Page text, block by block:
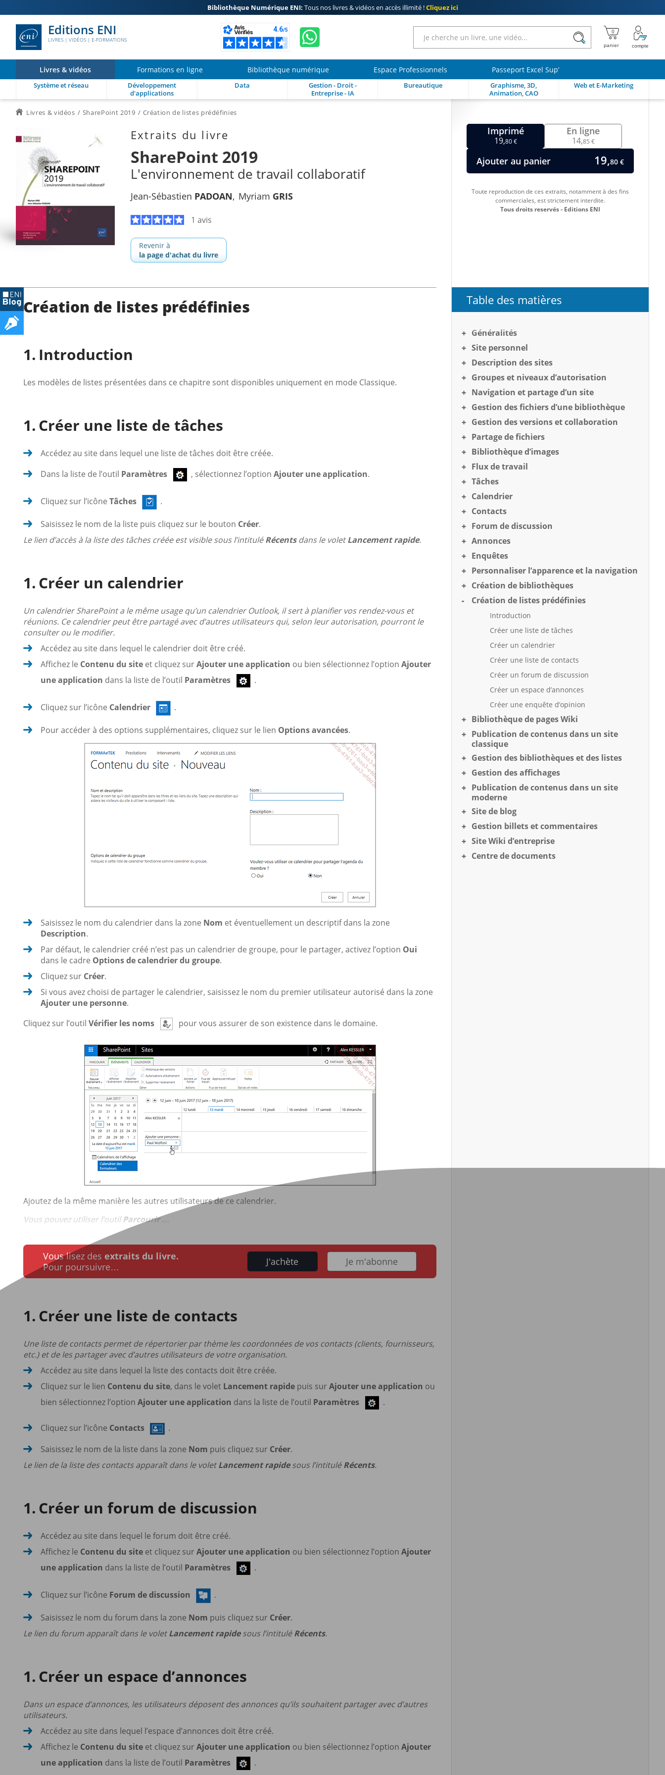
Bibliothèque Numérique ENI: Tous nos livres & vidéos en accès illimité !Cliquez ici
Editions ENI
LIVRES | VIDÉOS | E-FORMATIONS
Livres & vidéos Formations en ligne Bibliothèque numérique Espace Professionnels Passeport Excel Sup’
Système et réseau
Développement
d'applications
Data
Gestion - Droit -
Entreprise - IA
Bureautique
Graphisme, 3D,
Animation, CAO
Web et E-Marketing
Livres & vidéos SharePoint 2019 Création de listes prédéfinies
Extraits du livre
SharePoint 2019
L'environnement de travail collaboratif
Jean-Sébastien PADOAN Myriam GRIS
1 avis
Revenir à
la page d'achat du livre
Imprimé
19,80 €
En ligne
14,85 €
Ajouter au panier 19,80 €
Toute reproduction de ces extraits, notamment à des fins
commerciales, est strictement interdite.
Tous droits reservés - Editions ENI
Création de listes prédéfinies
Introduction
Les modèles de listes présentées dans ce chapitre sont disponibles uniquement en mode Classique.
Créer une liste de tâches
Accédez au site dans lequel une liste de tâches doit être créée.
Dans la liste de l’outil Paramètres , sélectionnez l’option Ajouter une application.
Cliquez sur l’icône Tâches .
Saisissez le nom de la liste puis cliquez sur le bouton Créer.
Le lien d’accès à la liste des tâches créée est visible sous l’intituléRécentsdans le voletLancement rapide.
Créer un calendrier
Un calendrier SharePoint a le même usage qu’un calendrier Outlook, il sert à planifier vos rendez-vous et
réunions. Ce calendrier peut être partagé avec d’autres utilisateurs qui, selon leur autorisation, pourront le
consulter ou le modifier.
Accédez au site dans lequel le calendrier doit être créé.
Affichez le Contenu du site et cliquez surAjouter une application ou bien sélectionnez l’option Ajouter
une application dans la liste de l’outil Paramètres .
Cliquez sur l’icône Calendrier .
Pour accéder à des options supplémentaires, cliquez sur le lien Options avancées.
Saisissez le nom du calendrier dans la zone Nom et éventuellement un descriptif dans la zone
Description.
Par défaut, le calendrier créé n’est pas un calendrier de groupe, pour le partager, activez l’option Oui
dans le cadre Options de calendrier du groupe.
Cliquez sur Créer.
Si vous avez choisi de partager le calendrier, saisissez le nom du premier utilisateur autorisé dans la zone
Ajouter une personne.
Cliquez sur l’outil Vérifier les noms pour vous assurer de son existence dans le domaine.
Ajoutez de la même manière les autres utilisateurs de ce calendrier.
Vous pouvez utiliser l’outilParcourir ...
Vous lisez des extraits du livre.
Pour poursuivre…
J'achète Je m'abonne
Créer une liste de contacts
Une liste de contacts permet de répertorier par thème les coordonnées de vos contacts (clients, fournisseurs,
etc.) et de les partager avec d’autres utilisateurs de votre organisation.
Accédez au site dans lequel la liste des contacts doit être créée.
Cliquez sur le lien Contenu du site, dans le volet Lancement rapide puis sur Ajouter une application ou
bien sélectionnez l’option Ajouter une application dans la liste de l’outil Paramètres .
Cliquez sur l’icône Contacts
.
Saisissez le nom de la liste dans la zone Nom puis cliquez sur Créer.
Le lien de la liste des contacts apparaît dans le voletLancement rapidesous l’intituléRécents.
Créer un forum de discussion
Accédez au site dans lequel le forum doit être créé.
Affichez le Contenu du site et cliquez sur Ajouter une application ou bien sélectionnez l’option Ajouter
une application dans la liste de l’outil Paramètres .
Cliquez sur l’icône Forum de discussion .
Saisissez le nom du forum dans la zone Nom puis cliquez sur Créer.
Le lien du forum apparaît dans le voletLancement rapidesous l’intituléRécents.
Créer un espace d’annonces
Dans un espace d’annonces, les utilisateurs déposent des annonces qu’ils souhaitent partager avec d’autres
utilisateurs.
Accédez au site dans lequel l’espace d’annonces doit être créé.
Affichez le Contenu du site et cliquez sur Ajouter une application ou bien sélectionnez l’option Ajouter
une application dans la liste de l’outil Paramètres .
Table des matières
Généralités
Site personnel
Description des sites
Groupes et niveaux d’autorisation
Navigation et partage d’un site
Gestion des fichiers d’une bibliothèque
Gestion des versions et collaboration
Partage de fichiers
Bibliothèque d’images
Flux de travail
Tâches
Calendrier
Contacts
Forum de discussion
Annonces
Enquêtes
Personnaliser l’apparence et la navigation
Création de bibliothèques
Création de listes prédéfinies
Introduction
Créer une liste de tâches
Créer un calendrier
Créer une liste de contacts
Créer un forum de discussion
Créer un espace d’annonces
Créer une enquête d’opinion
Bibliothèque de pages Wiki
Publication de contenus dans un site
classique
Gestion des bibliothèques et des listes
Gestion des affichages
Publication de contenus dans un site
moderne
Site de blog
Gestion billets et commentaires
Site Wiki d’entreprise
Centre de documents